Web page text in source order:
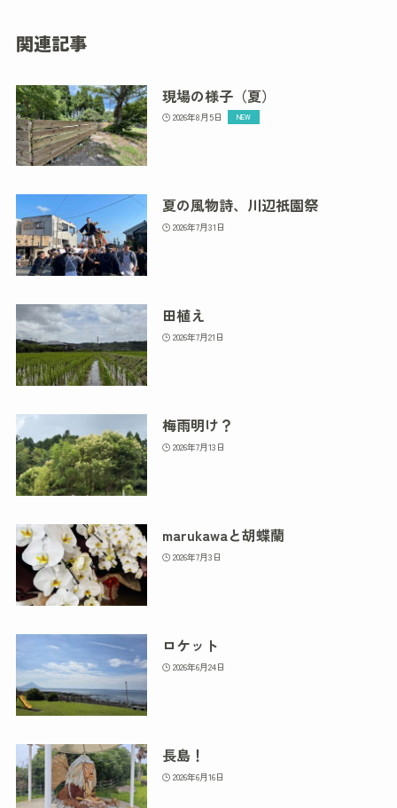
関連記事
現場の様子（夏）
2026年8月5日
夏の風物詩、川辺祇園祭
2026年7月31日
田植え
2026年7月21日
梅雨明け？
2026年7月13日
marukawaと胡蝶蘭
2026年7月3日
ロケット
2026年6月24日
長島！
2026年6月16日